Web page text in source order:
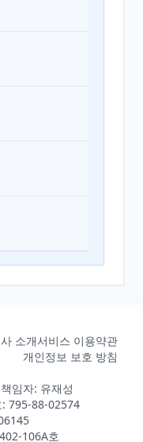
소개서비스 이용약관
개인정보 보호 방침
임자: 유재성
795-88-02574
106A호